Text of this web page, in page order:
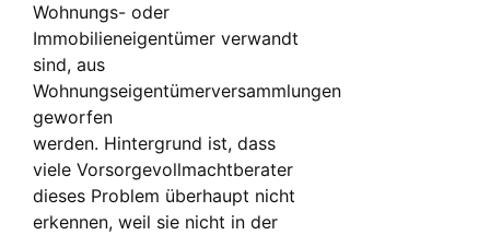
Wohnungs- oder
Immobilieneigentümer verwandt
sind, aus
Wohnungseigentümerversammlungen
geworfen
werden. Hintergrund ist, dass
viele Vorsorgevollmachtberater
dieses Problem überhaupt nicht
erkennen, weil sie nicht in der